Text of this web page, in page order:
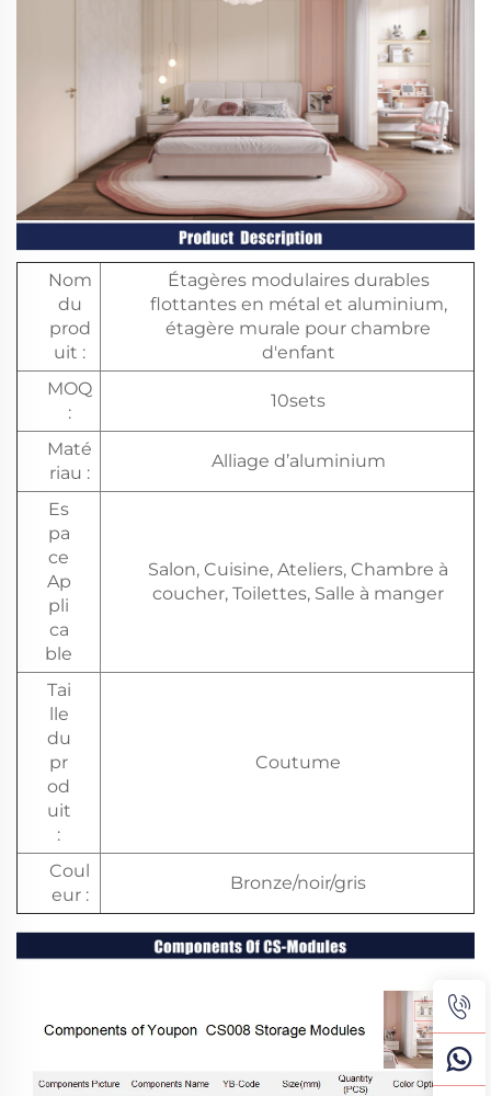
Nom
du
prod
uit :
Étagères modulaires durables
flottantes en métal et aluminium,
étagère murale pour chambre
d'enfant
MOQ
:
10sets
Maté
riau :
Alliage d’aluminium
Es
pa
ce
Ap
pli
ca
ble
Salon, Cuisine, Ateliers, Chambre à
coucher, Toilettes, Salle à manger
Tai
lle
du
pr
od
uit
:
Coutume
Coul
eur :
Bronze/noir/gris